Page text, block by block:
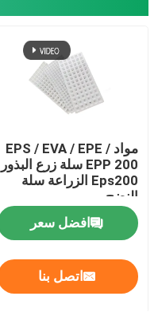
مواد EPS / EVA / EPE /
EPP 200 سلة زرع البذور
Eps200 الزراعة سلة
النضج
افضل سعر
اتصل بنا